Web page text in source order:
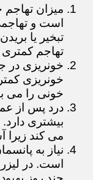
میزان
است و
تبخیر یا
تهاجم کمتری
خونریزی در
خونریزی
خونی را می
درد پس از
بیشتری دارد.
می کند
نیاز به
است. در